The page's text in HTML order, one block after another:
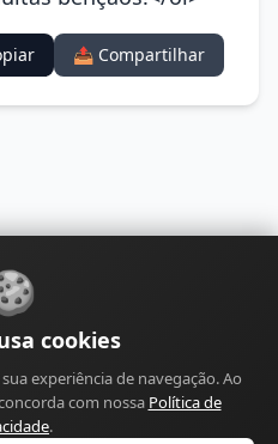
📤 Compartilhar
de Privacidade
Política de Monetização
de UsoSiteSitemap
cookies
experiência de navegação. Ao
com nossa Política de
.